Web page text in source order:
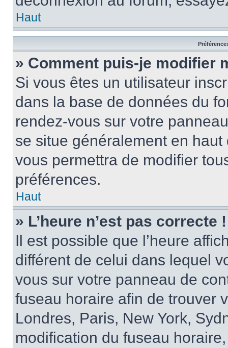
Haut
» Comment puis-je modifier
Si vous êtes un utilisateur
dans la base de données du
rendez-vous sur votre
se situe généralement en
vous permettra de modifier
préférences.
Haut
» L’heure n’est pas correcte !
Il est possible que l’heure
différent de celui dans lequel
vous sur votre panneau de
fuseau horaire afin de trouver
Londres, Paris, New York,
modification du fuseau